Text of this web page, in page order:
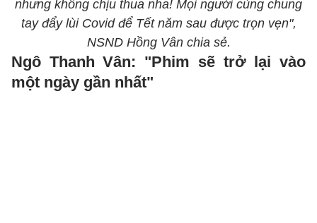
nhưng không chịu thua nha! Mọi người cùng chung
tay đẩy lùi Covid để Tết năm sau được trọn vẹn",
NSND Hồng Vân chia sẻ.
Ngô Thanh Vân: "Phim sẽ trở lại vào
một ngày gần nhất"